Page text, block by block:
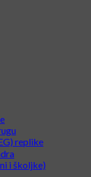
replike
i školjke)